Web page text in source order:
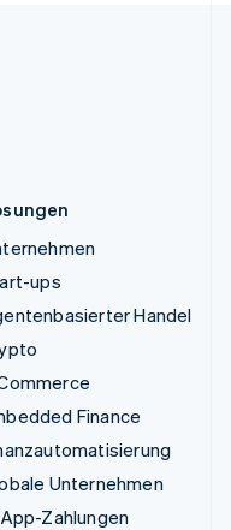
ups
Handel
Finance
Unternehmen
Zahlungen